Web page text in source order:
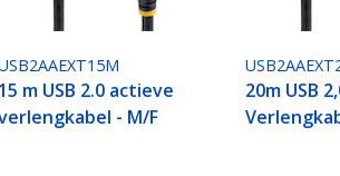
15 m USB 2.0 actieve
- M/F
20m USB